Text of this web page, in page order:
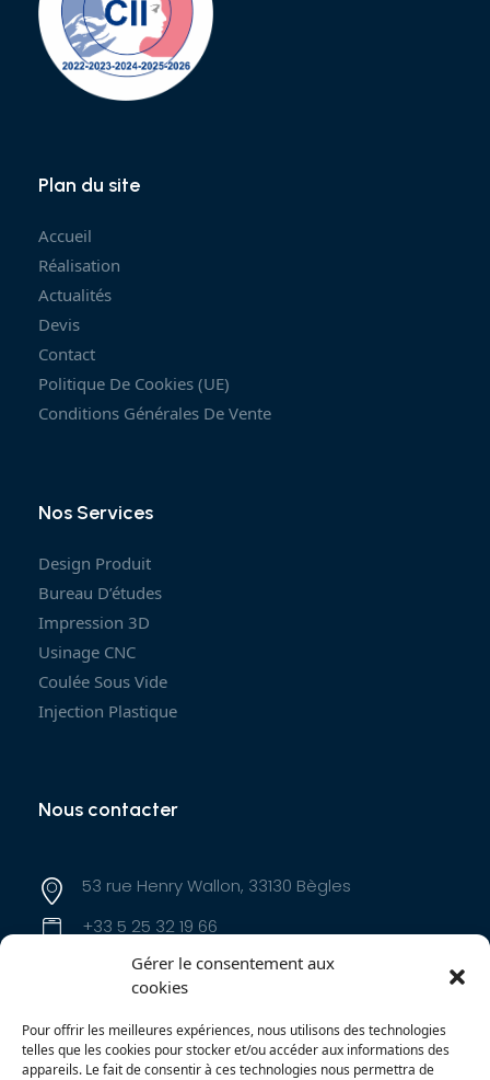
Gérer le consentement aux
cookies
Pour offrir les meilleures expériences, nous utilisons des technologies
telles que les cookies pour stocker et/ou accéder aux informations des
appareils. Le fait de consentir à ces technologies nous permettra de
Plan du site
Accueil
Réalisation
Actualités
Devis
Contact
Politique De Cookies (UE)
Conditions Générales De Vente
Nos Services
Design Produit
Bureau D’études
Impression 3D
Usinage CNC
Coulée Sous Vide
Injection Plastique
Nous contacter
53 rue Henry Wallon, 33130 Bègles
+33 5 25 32 19 66
contact@innoproduct.fr